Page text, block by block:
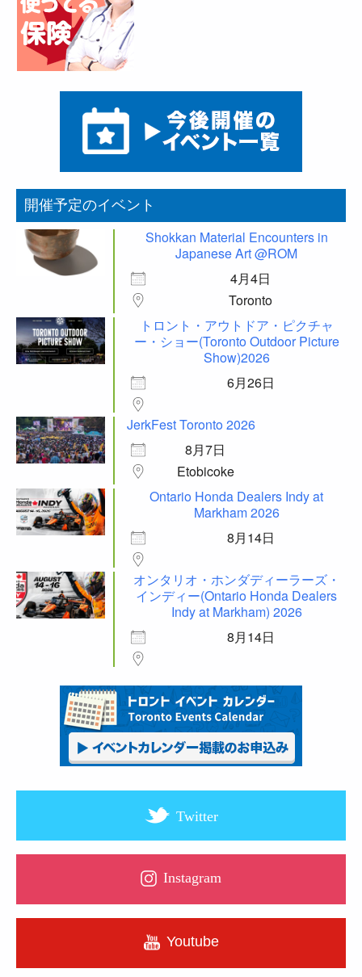
開催予定のイベント
Shokkan Material Encounters in
Japanese Art @ROM
4月4日
Toronto
トロント・アウトドア・ピクチャ
ー・ショー(Toronto Outdoor Picture
Show)2026
6月26日
JerkFest Toronto 2026
8月7日
Etobicoke
Ontario Honda Dealers Indy at
Markham 2026
8月14日
オンタリオ・ホンダディーラーズ・
インディー(Ontario Honda Dealers
Indy at Markham) 2026
8月14日
Twitter
Instagram
Youtube